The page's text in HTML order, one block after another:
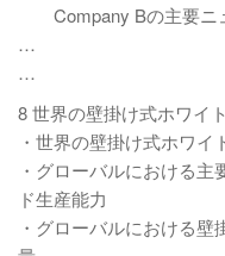
Company Bの主要ニ
…
…
8 世界の壁掛け式ホワイ
・世界の壁掛け式ホワイ
・グローバルにおける
ド生産能力
・グローバルにおける